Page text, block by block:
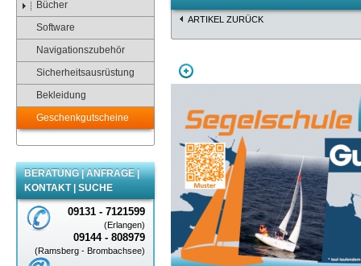
Bücher
Software
Navigationszubehör
Sicherheitsausrüstung
Bekleidung
Geschenkgutscheine
BERATUNG | ANFRAGE |
KONTAKT | SUCHE
09131 - 7121599
(Erlangen)
09144 - 808979
(Ramsberg - Brombachsee)
ARTIKEL ZURÜCK